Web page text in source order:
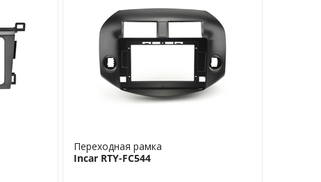
Переходная рамка
Incar RTY-FC544